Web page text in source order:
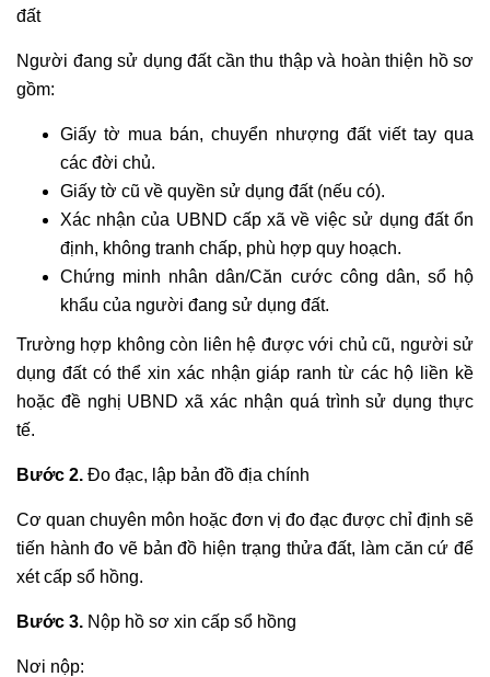
đất
Người đang sử dụng đất cần thu thập và hoàn thiện hồ sơ
gồm:
Giấy tờ mua bán, chuyển nhượng đất viết tay qua
các đời chủ.
Giấy tờ cũ về quyền sử dụng đất (nếu có).
Xác nhận của UBND cấp xã về việc sử dụng đất ổn
định, không tranh chấp, phù hợp quy hoạch.
Chứng minh nhân dân/Căn cước công dân, sổ hộ
khẩu của người đang sử dụng đất.
Trường hợp không còn liên hệ được với chủ cũ, người sử
dụng đất có thể xin xác nhận giáp ranh từ các hộ liền kề
hoặc đề nghị UBND xã xác nhận quá trình sử dụng thực
tế.
Bước 2. Đo đạc, lập bản đồ địa chính
Cơ quan chuyên môn hoặc đơn vị đo đạc được chỉ định sẽ
tiến hành đo vẽ bản đồ hiện trạng thửa đất, làm căn cứ để
xét cấp sổ hồng.
Bước 3. Nộp hồ sơ xin cấp sổ hồng
Nơi nộp: